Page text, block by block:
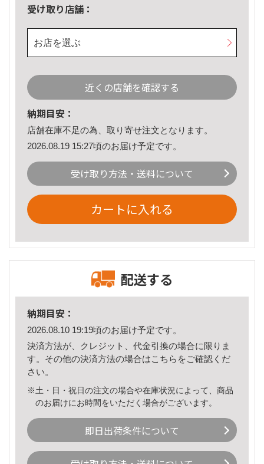
受け取り店舗：
お店を選ぶ
近くの店舗を確認する
納期目安：
店舗在庫不足の為、取り寄せ注文となります。
2026.08.19 15:27頃のお届け予定です。
受け取り方法・送料について
カートに入れる
配送する
納期目安：
2026.08.10 19:19頃のお届け予定です。
決済方法が、クレジット、代金引換の場合に限りま
す。その他の決済方法の場合はこちら をご確認くだ
さい。
※土・日・祝日の注文の場合や在庫状況によって、商品
のお届けにお時間をいただく場合がございます。
即日出荷条件について